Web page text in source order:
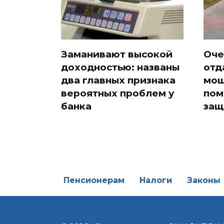
Заманивают высокой
доходностью: названы
два главных признака
вероятных проблем у
банка
Пенсионерам Налоги Законы